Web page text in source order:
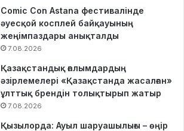
Comic Con Astana фестивалінде
әуесқой косплей байқауының
жеңімпаздары анықталды
7.08.2026
Қазақстандық ғалымдардың
әзірлемелері «Қазақстанда жасалған»
ұлттық брендін толықтырып жатыр
7.08.2026
Қызылорда: Ауыл шаруашылығы – өңір